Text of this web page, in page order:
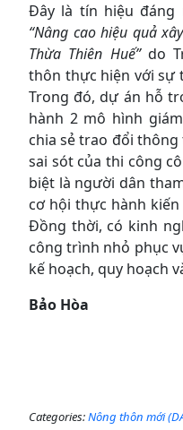
Đây là tín hiệu
“Nâng cao hiệu quả
Thừa Thiên Huế”do
thôn thực hiện với sự
Trong đó, dự án hỗ
hành 2 mô hình
chia sẻ trao đổi
sai sót của thi công
biệt là người dân
cơ hội thực hành
Đồng thời, có kinh
công trình nhỏ phục
kế hoạch, quy hoạch
Bảo Hòa
Categories:Nông thôn mới